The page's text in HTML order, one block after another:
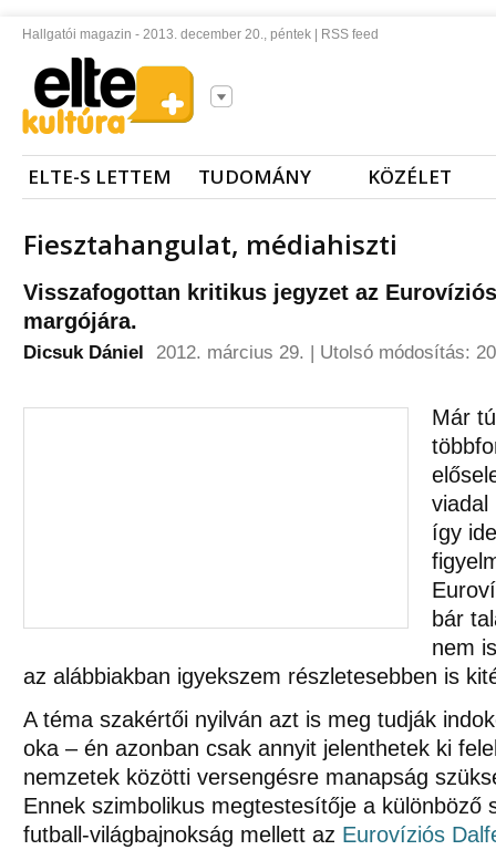
Hallgatói magazin - 2013. december 20., péntek | RSS feed
ELTE-S LETTEM TUDOMÁNY KÖZÉLET
Fiesztahangulat, médiahiszti
Visszafogottan kritikus jegyzet az
margójára.
Dicsuk Dániel 2012. március 29. | Utolsó módosítás:
Már
viadal
így
bár
nem
az alábbiakban igyekszem részletesebben is
A téma szakértői nyilván azt is meg tudják
oka – én azonban csak annyit jelenthetek ki
nemzetek közötti versengésre manapság
Ennek szimbolikus megtestesítője a különböző
futball-világbajnokság mellett az Eurovíziós